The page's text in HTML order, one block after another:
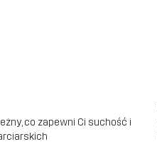
co zapewni Ci suchość i